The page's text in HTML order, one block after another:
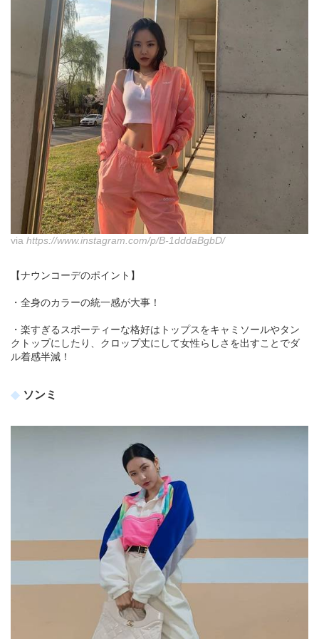
via https://www.instagram.com/p/B-1dddaBgbD/
【ナウンコーデのポイント】
・全身のカラーの統一感が大事！
・楽すぎるスポーティーな格好はトップスをキャミソールやタン
クトップにしたり、クロップ丈にして女性らしさを出すことでダ
ル着感半減！
ソンミ